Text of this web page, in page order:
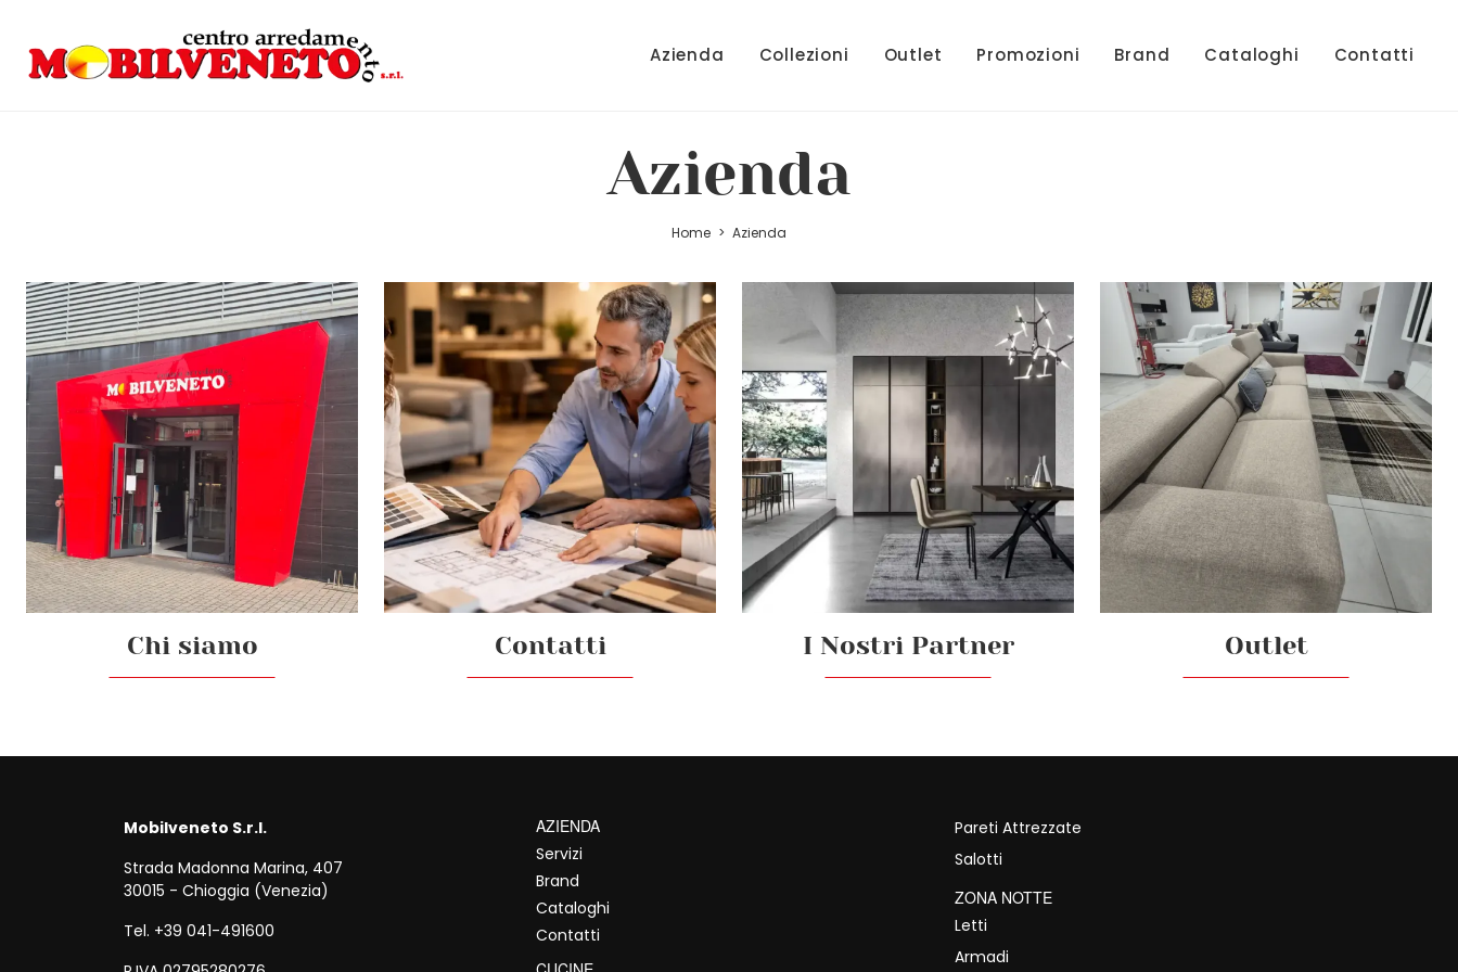
Azienda Collezioni Outlet Promozioni Brand Cataloghi Contatti
Azienda
Home > Azienda
Chi siamo Contatti I Nostri Partner Outlet
Mobilveneto S.r.l.
Strada Madonna Marina, 407
30015 - Chioggia (Venezia)
Tel. +39 041-491600
AZIENDA
Servizi
Brand
Cataloghi
Contatti
Pareti Attrezzate
Salotti
ZONA NOTTE
Letti
Armadi